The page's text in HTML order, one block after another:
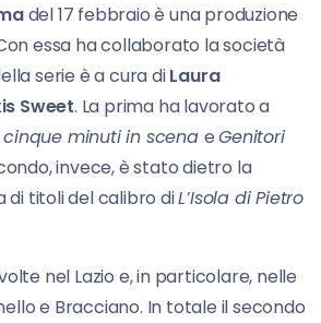
del 17 febbraio è una produzione
essa ha collaborato la società
serie è a cura diLaura
Sweet. La prima ha lavorato a
cinque minuti in scena eGenitori
invece, è stato dietro la
di titoli del calibro diL’Isola di Pietro
nel Lazio e, in particolare, nelle
e Bracciano. In totale il secondo